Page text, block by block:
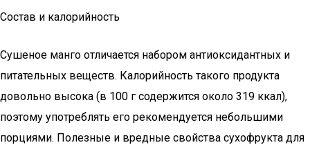
Состав и калорийность
Сушеное манго отличается набором антиоксидантных и
питательных веществ. Калорийность такого продукта
довольно высока (в 100 г содержится около 319 ккал),
поэтому употреблять его рекомендуется небольшими
порциями. Полезные и вредные свойства сухофрукта для